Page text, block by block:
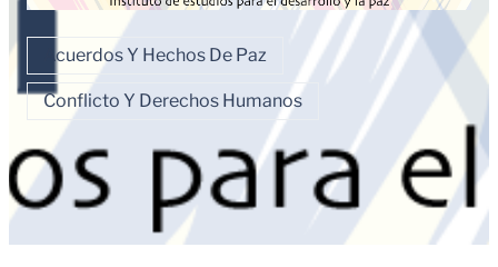
Acuerdos Y Hechos De Paz
Conflicto Y Derechos Humanos